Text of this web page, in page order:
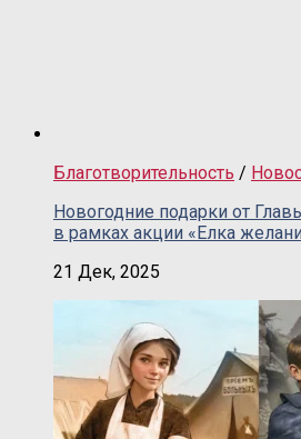
Благотворительность /
Новогодние подарки от
в рамках акции «Елка
21 Дек, 2025